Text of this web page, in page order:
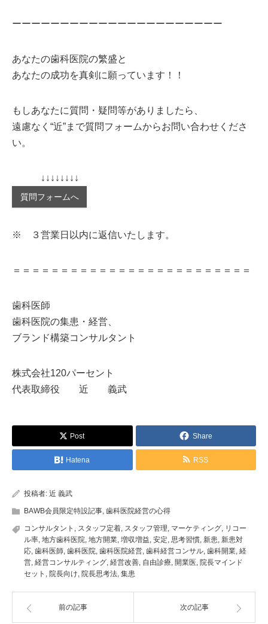
ーーーーーーーーーーーーーーーーーーーーーー
あなたの歯科医院の繁盛と
あなたの成功を真剣に願っています！！
もしあなたに質問・疑問等がありましたら、
遠慮なく“近”まで質問フォームからお問い合わせくださ
い。
↓↓↓↓↓↓↓↓
質問フォームへ
※ ３営業日以内に返信いたします。
＝＝＝＝＝＝＝＝＝＝＝＝＝＝＝＝＝＝＝＝＝＝＝＝＝
歯科医師
歯科医院の集患・経営、
ブランド構築コンサルタント
株式会社120パーセント
代表取締役 近 義武
Post Share
Hatena RSS
投稿者: 近 義武
BAWB会員限定特設記事, 歯科医院経営の心得
コンサルタント , スタッフ定着, スタッフ管理, マーケティング, リコー
ル率, 地方歯科医院, 地方開業, 増収増益, 安定, 思考習慣, 新患, 新患対
応, 歯科医師, 歯科医院, 歯科医院経営, 歯科経営コンサル, 歯科開業, 経
営, 経営コンサルティング, 経営改善, 自由診療, 開業医, 院長マインド
セット , 院長向け, 院長思考法, 集患
前の記事 次の記事